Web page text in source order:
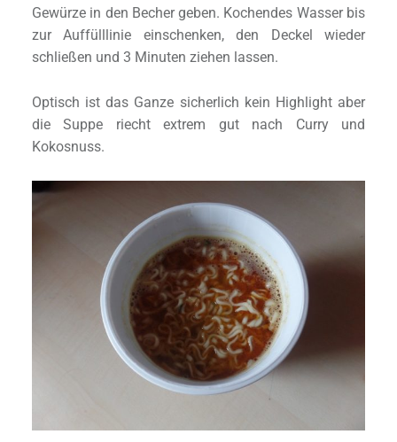
Gewürze in den Becher geben. Kochendes Wasser bis
zur Auffülllinie einschenken, den Deckel wieder
schließen und 3 Minuten ziehen lassen.
Optisch ist das Ganze sicherlich kein Highlight aber
die Suppe riecht extrem gut nach Curry und
Kokosnuss.